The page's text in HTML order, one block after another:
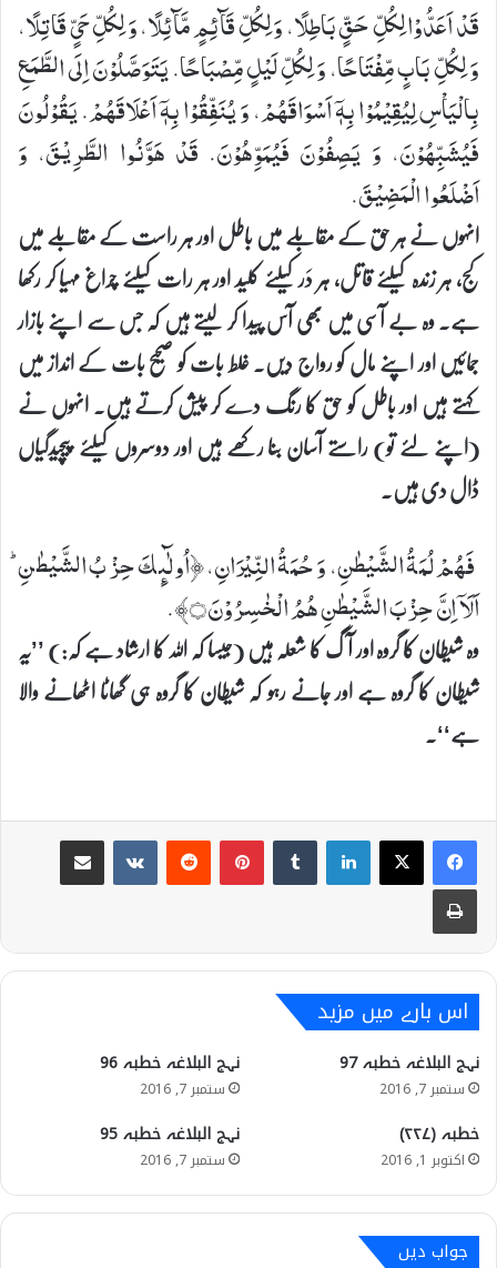
قَدْ اَعَدُّوْا لِكُلِّ حَقٍّ بَاطِلًا، وَ لِكُلِّ قَآئِمٍ مَّآئِلًا، وَ لِكُلِّ حَیٍّ قَاتِلًا،
وَ لِكُلِّ بَابٍ مِّفْتَاحًا، وَ لِكُلِّ لَیْلٍ مِّصْبَاحًا. یَتَوَصَّلُوْنَ اِلَی الطَّمَعِ
بِالْیَاْسِ لِیُقِیْمُوْا بِهٖۤ اَسْوَاقَهُمْ، وَ یُنَفِّقُوْا بِهٖۤ اَعْلَاقَهُمْ. یَقُوْلُونَ
فَیُشَبِّهُوْنَ، وَ یَصِفُوْنَ فَیُمَوِّهُوْنَ. قَدْ هَوَّنُوا الطَّرِیْقَ، وَ
اَضْلَعُوا الْمَضِیْقَ.
انہوں نے ہر حق کے مقابلے میں باطل اور ہر راست کے مقابلے میں
کج، ہر زندہ کیلئے قاتل، ہر دَر کیلئے کلید اور ہر رات کیلئے چراغ مہیا کر رکھا
ہے۔ وہ بے آسی میں بھی آس پیدا کر لیتے ہیں کہ جس سے اپنے بازار
جمائیں اور اپنے مال کو رواج دیں۔ غلط بات کو صحیح بات کے انداز میں
کہتے ہیں اور باطل کو حق کا رنگ دے کر پیش کرتے ہیں۔ انہوں نے
(اپنے لئے تو) راستے آسان بنا رکھے ہیں اور دوسروں کیلئے پیچیدگیاں
ڈال دی ہیں۔
فَهُمْ لُمَةُ الشَّیْطٰنِ، وَ حُمَةُ النِّیْرَانِ، ﴿اُولٰٓىِٕكَ حِزْبُ الشَّیْطٰنِ ؕ
اَلَاۤ اِنَّ حِزْبَ الشَّیْطٰنِ هُمُ الْخٰسِرُوْنَ۝﴾.
وہ شیطان کا گروہ اور آگ کا شعلہ ہیں (جیسا کہ اللہ کا ارشاد ہے کہ:) ’’یہ
شیطان کا گروہ ہے اور جانے رہو کہ شیطان کا گروہ ہی گھاٹا اٹھانے والا
ہے‘‘۔
اس بارے میں مزید
نہج البلاغہ خطبہ 97
ستمبر 7, 2016
نہج البلاغہ خطبہ 96
ستمبر 7, 2016
خطبہ (۲۲۷)
اکتوبر 1, 2016
نہج البلاغہ خطبہ 95
ستمبر 7, 2016
جواب دیں